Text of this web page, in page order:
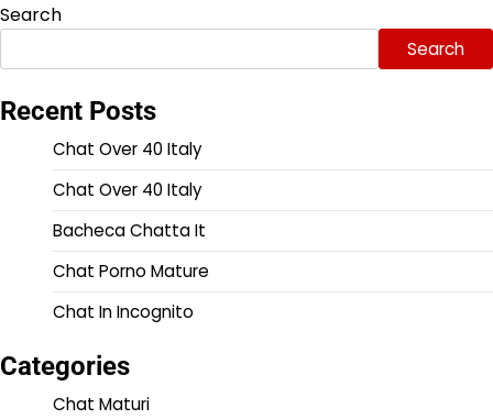
Search
Search
Recent Posts
Chat Over 40 Italy
Chat Over 40 Italy
Bacheca Chatta It
Chat Porno Mature
Chat In Incognito
Categories
Chat Maturi